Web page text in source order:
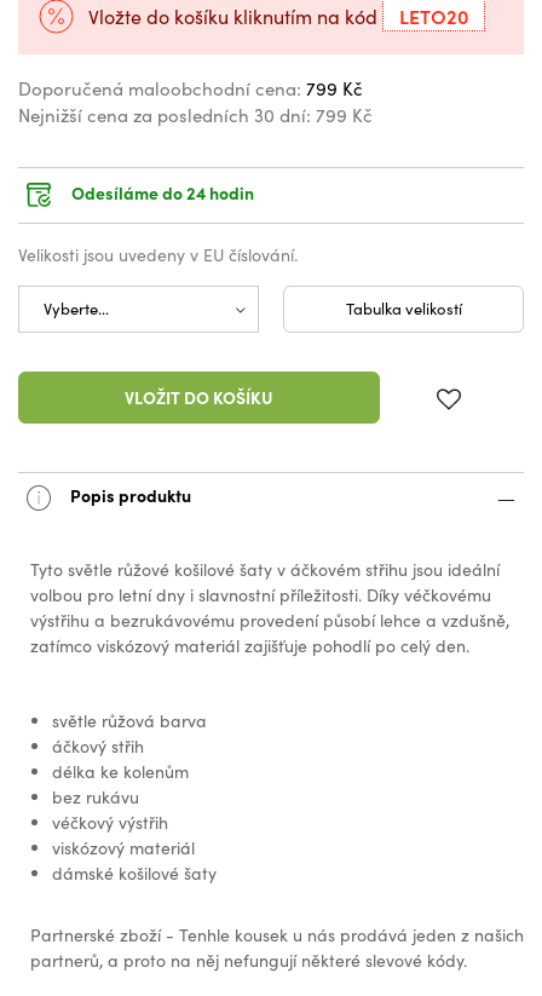
Vložte do košíku kliknutím na kód LETO20
Doporučená maloobchodní cena: 799 Kč
Nejnižší cena za posledních 30 dní: 799 Kč
Odesíláme do 24 hodin
Velikosti jsou uvedeny v EU číslování.
Tabulka velikostí
VLOŽIT DO KOŠÍKU
Popis produktu
Tyto světle růžové košilové šaty v áčkovém střihu jsou ideální
volbou pro letní dny i slavnostní příležitosti. Díky véčkovému
výstřihu a bezrukávovému provedení působí lehce a vzdušně,
zatímco viskózový materiál zajišťuje pohodlí po celý den.
světle růžová barva
áčkový střih
délka ke kolenům
bez rukávu
véčkový výstřih
viskózový materiál
dámské košilové šaty
Partnerské zboží - Tenhle kousek u nás prodává jeden z našich
partnerů, a proto na něj nefungují některé slevové kódy.